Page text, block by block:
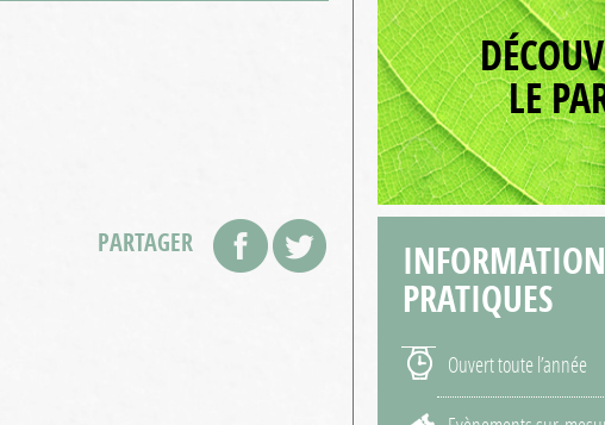
PARTAGER
LE
PRATIQUES
Ouvert toute l’année